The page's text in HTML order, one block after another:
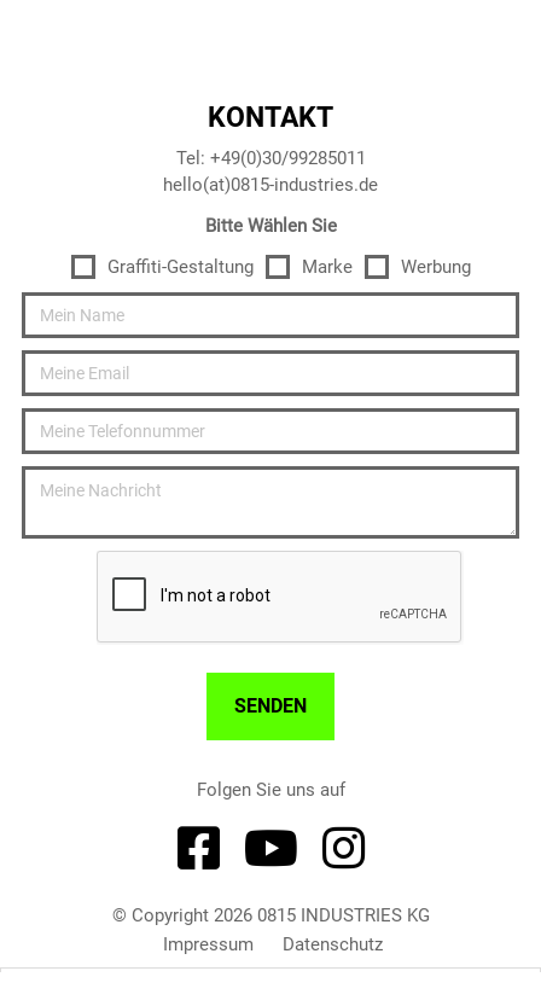
KONTAKT
Tel: +49(0)30/99285011
hello(at)0815-industries.de
Bitte Wählen Sie
Graffiti-Gestaltung
Marke Werbung
Folgen Sie uns auf
  
© Copyright 2026 0815 INDUSTRIES KG
Impressum
Datenschutz